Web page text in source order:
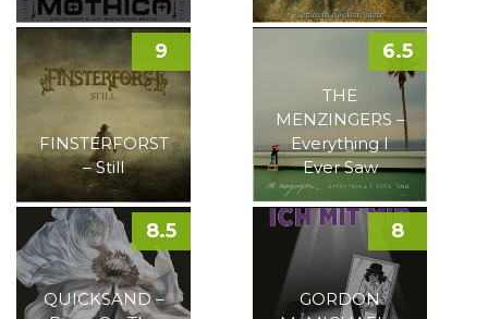
FINSTERFORST
– Still
9
THE
MENZINGERS –
Everything I
Ever Saw
6.5
QUICKSAND –
8.5
GORDON
8